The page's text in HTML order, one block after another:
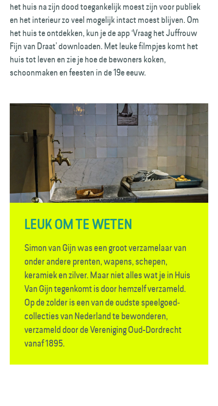
het huis na zijn dood toegankelijk moest zijn voor publiek
en het interieur zo veel mogelijk intact moest blijven. Om
het huis te ontdekken, kun je de app ‘Vraag het Juffrouw
Fijn van Draat’ downloaden. Met leuke filmpjes komt het
huis tot leven en zie je hoe de bewoners koken,
schoonmaken en feesten in de 19e eeuw.
LEUK OM TE WETEN
Simon van Gijn was een groot verzamelaar van
onder andere prenten, wapens, schepen,
keramiek en zilver. Maar niet alles wat je in Huis
Van Gijn tegenkomt is door hemzelf verzameld.
Op de zolder is een van de oudste speelgoed­
collecties van Nederland te bewonderen,
verzameld door de Vereniging Oud-Dordrecht
vanaf 1895.